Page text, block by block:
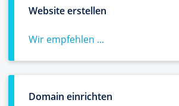
Website erstellen
Wir empfehlen ...
Domain einrichten